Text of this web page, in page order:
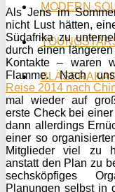
MODERN
Als Jens im
nicht Lust hätten,
Südafrika zu
durch einen
Kontakte – waren
Flamme. Nach
Reise 2014 nach
mal wieder auf
erste Check bei
dann allerdings
einer so
Mitglieder viel zu
anstatt den Plan zu
sechsköpfiges
Planungen selbst in